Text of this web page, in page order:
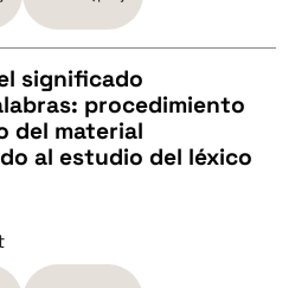
significado
procedimiento
del material
al estudio del léxico